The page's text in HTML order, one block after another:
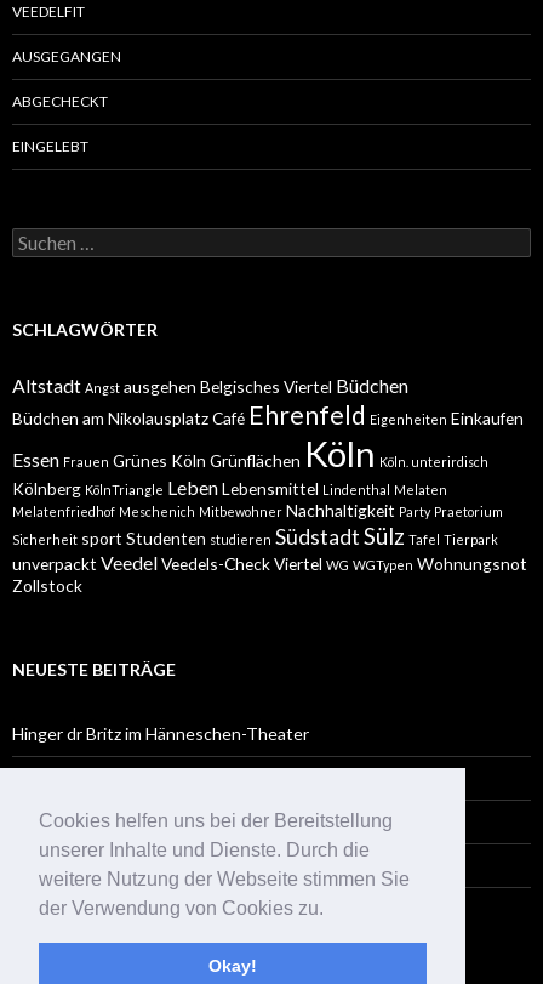
Cookies helfen uns bei der Bereitstellung
unserer Inhalte und Dienste. Durch die
weitere Nutzung der Webseite stimmen Sie
der Verwendung von Cookies zu.
Okay!
VEEDELFIT
AUSGEGANGEN
ABGECHECKT
EINGELEBT
Suchen
nach:
SCHLAGWÖRTER
Altstadt Angst ausgehen Belgisches Viertel Büdchen
Büdchen am NikolausplatzCafé Ehrenfeld Eigenheiten Einkaufen
Essen Frauen Grünes Köln Grünflächen Köln Köln. unterirdisch
Kölnberg KölnTriangle LebenLebensmittel Lindenthal Melaten
Melatenfriedhof Meschenich Mitbewohner Nachhaltigkeit Party Praetorium
Sicherheit sport Studenten studieren SüdstadtSülz Tafel Tierpark
unverpackt VeedelVeedels-CheckViertel WG WGTypen Wohnungsnot
Zollstock
NEUESTE BEITRÄGE
Hinger dr Britz im Hänneschen-Theater
Eltern müssen draußen bleiben
Eine neue, facettenreiche Ausgabe PlanTV